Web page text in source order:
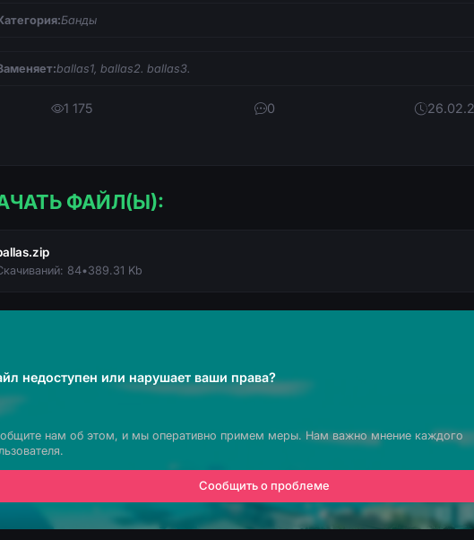
Банды
ballas1, ballas2. ballas3.
1 175 0
ФАЙЛ(Ы):
84•389.31 Kb
недоступен или нарушает ваши права?
нам об этом, и мы оперативно примем меры. Нам важно мнение каждого
Сообщить о проблеме